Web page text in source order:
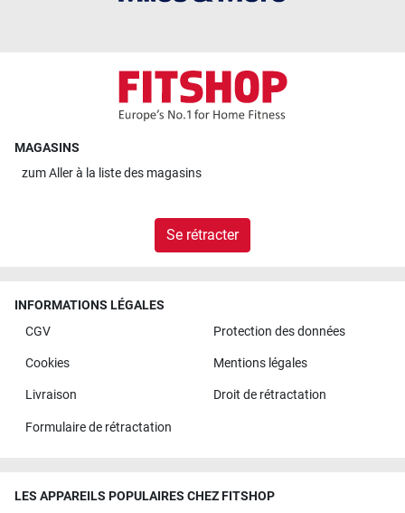
MAGASINS
zumAller à la liste des magasins
Se rétracter
INFORMATIONS LÉGALES
CGV
Protection des données
Cookies Mentions légales
Livraison Droit de rétractation
Formulaire de rétractation
LES APPAREILS POPULAIRES CHEZ FITSHOP